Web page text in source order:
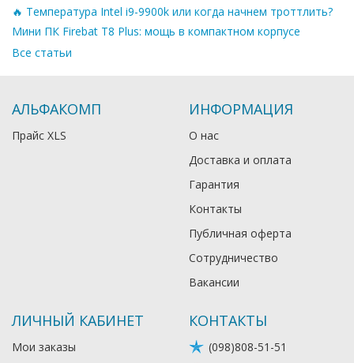
🔥 Температура Intel i9-9900k или когда начнем троттлить?
Мини ПК Firebat T8 Plus: мощь в компактном корпусе
Все статьи
АЛЬФАКОМП
Прайс XLS
ИНФОРМАЦИЯ
О нас
Доставка и оплата
Гарантия
Контакты
Публичная оферта
Сотрудничество
Вакансии
ЛИЧНЫЙ КАБИНЕТ
Мои заказы
КОНТАКТЫ
(098)808-51-51